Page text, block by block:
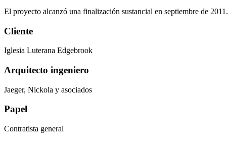
El proyecto alcanzó una finalización sustancial en septiembre de 2011.
Cliente
Iglesia Luterana Edgebrook
Arquitecto ingeniero
Jaeger, Nickola y asociados
Papel
Contratista general